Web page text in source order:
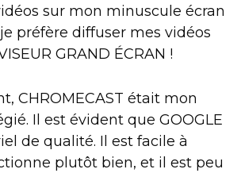
sur mon minuscule écran
préfère diffuser mes vidéos
GRAND ÉCRAN !
CHROMECAST était mon
Il est évident que GOOGLE
de qualité. Il est facile à
plutôt bien, et il est peu